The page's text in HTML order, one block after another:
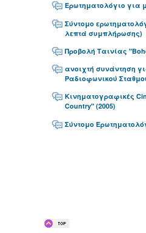
Ερωτηματολόγιο για
Σύντομο
λεπτά συμπλήρωσης)
Προβολή Ταινίας
ανοιχτή συνάντηση
Ραδιοφωνικού
Κινηματογραφικές
Country" (2005)
Σύντομο